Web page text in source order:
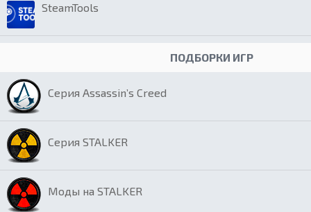
SteamTools
ПОДБОРКИ ИГР
Серия Assassin’s Creed
Серия STALKER
Моды на STALKER